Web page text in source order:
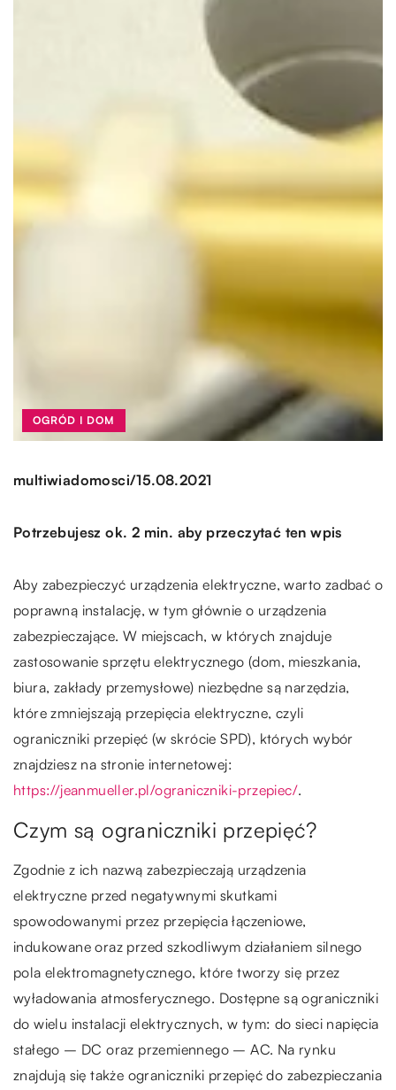
OGRÓD I DOM
multiwiadomosci/15.08.2021
Potrzebujesz ok. 2 min. aby przeczytać ten wpis
Aby zabezpieczyć urządzenia elektryczne, warto zadbać o
poprawną instalację, w tym głównie o urządzenia
zabezpieczające. W miejscach, w których znajduje
zastosowanie sprzętu elektrycznego (dom, mieszkania,
biura, zakłady przemysłowe) niezbędne są narzędzia,
które zmniejszają przepięcia elektryczne, czyli
ograniczniki przepięć (w skrócie SPD), których wybór
znajdziesz na stronie internetowej:
https://jeanmueller.pl/ograniczniki-przepiec/.
Czym są ograniczniki przepięć?
Zgodnie z ich nazwą zabezpieczają urządzenia
elektryczne przed negatywnymi skutkami
spowodowanymi przez przepięcia łączeniowe,
indukowane oraz przed szkodliwym działaniem silnego
pola elektromagnetycznego, które tworzy się przez
wyładowania atmosferycznego. Dostępne są ograniczniki
do wielu instalacji elektrycznych, w tym: do sieci napięcia
stałego – DC oraz przemiennego – AC. Na rynku
znajdują się także ograniczniki przepięć do zabezpieczania